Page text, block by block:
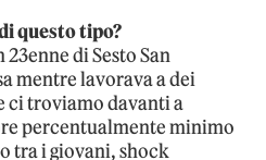
questo tipo?
di Sesto San
mentre lavorava a dei
ci troviamo davanti a
percentualmente minimo
tra i giovani, shock